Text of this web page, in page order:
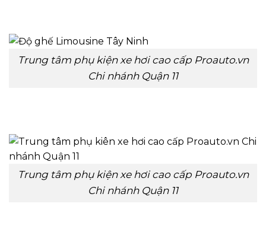
Trung tâm phụ kiện xe hơi cao cấp Proauto.vn
Chi nhánh Quận 11
Trung tâm phụ kiện xe hơi cao cấp Proauto.vn
Chi nhánh Quận 11